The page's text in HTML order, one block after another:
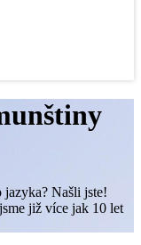
jazyka? Našli jste!
již více jak 10 let